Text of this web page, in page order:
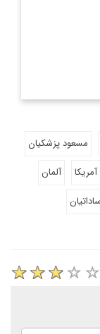
مسعود پزشکیان
آمریکا
آلمان